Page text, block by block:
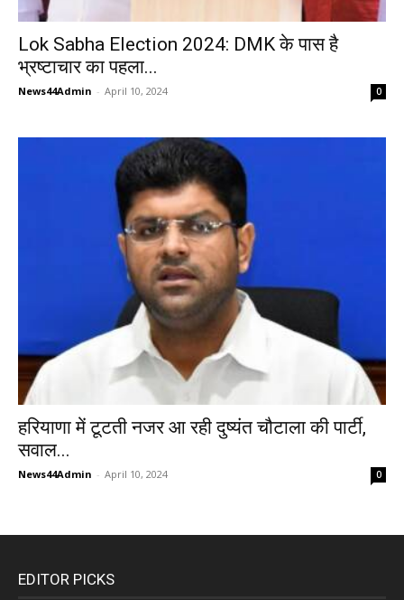
Lok Sabha Election 2024: DMK के पास है
भ्रष्टाचार का पहला...
News44Admin - April 10, 2024 0
हरियाणा में टूटती नजर आ रही दुष्यंत चौटाला की पार्टी,
सवाल...
News44Admin - April 10, 2024 0
EDITOR PICKS